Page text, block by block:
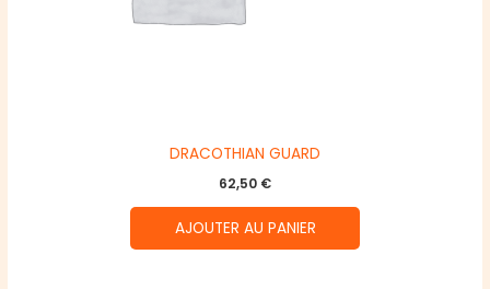
DRACOTHIAN GUARD
62,50 €
AJOUTER AU PANIER